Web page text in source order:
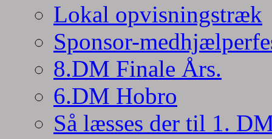
Lokal opvisningstræk
Sponsor-
8.DM Finale Års.
6.DM Hobro
Så læsses der til 1.